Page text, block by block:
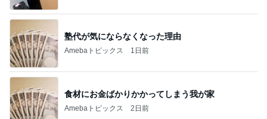
塾代が気にならなくなった理由
Amebaトピックス 1日前
食材にお金ばかりかかってしまう我が家
Amebaトピックス 2日前